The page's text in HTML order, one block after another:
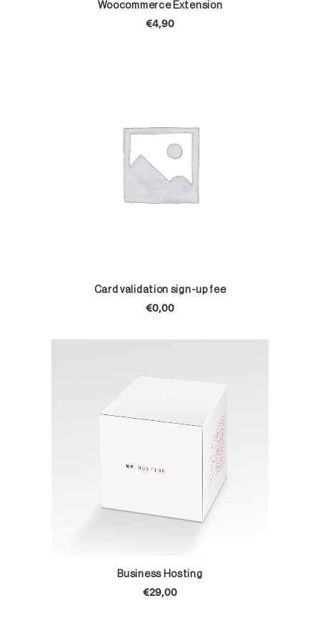
Woocommerce Extension
€4,90
TOEVOEGEN AAN WINKELWAGEN
Card validation sign-up fee
€0,00
TOEVOEGEN AAN WINKELWAGEN
Business Hosting
€29,00